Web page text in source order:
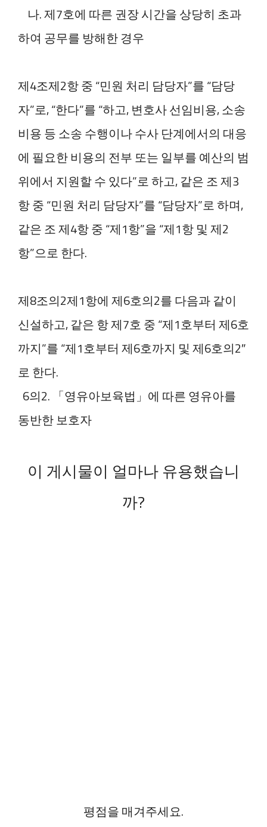
나. 제7호에 따른 권장 시간을 상당히 초과
하여 공무를 방해한 경우
제4조제2항 중 “민원 처리 담당자”를 “담당
자”로, “한다”를 “하고, 변호사 선임비용, 소송
비용 등 소송 수행이나 수사 단계에서의 대응
에 필요한 비용의 전부 또는 일부를 예산의 범
위에서 지원할 수 있다”로 하고, 같은 조 제3
항 중 “민원 처리 담당자”를 “담당자”로 하며,
같은 조 제4항 중 “제1항”을 “제1항 및 제2
항”으로 한다.
제8조의2제1항에 제6호의2를 다음과 같이
신설하고, 같은 항 제7호 중 “제1호부터 제6호
까지”를 “제1호부터 제6호까지 및 제6호의2″
로 한다.
6의2. 「영유아보육법」에 따른 영유아를
동반한 보호자
이 게시물이 얼마나 유용했습니
까?
평점을 매겨주세요.